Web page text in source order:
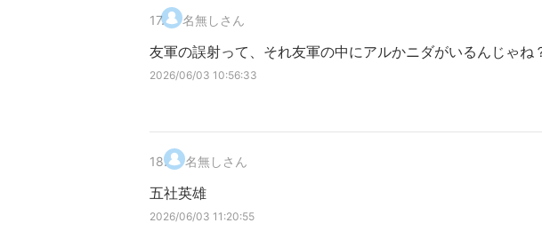
17. 名無しさん
友軍の誤射って、それ友軍の中にアルかニダがいるんじゃね
2026/06/03 10:56:33
18. 名無しさん
五社英雄
2026/06/03 11:20:55